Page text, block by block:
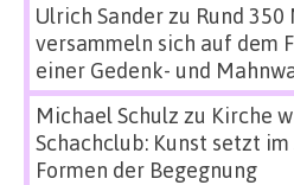
Ulrich Sanderzu Rund 350
versammeln sich auf dem
einer Gedenk- und
Michael Schulz zu Kirche
Schachclub: Kunst setzt im
Formen der Begegnung